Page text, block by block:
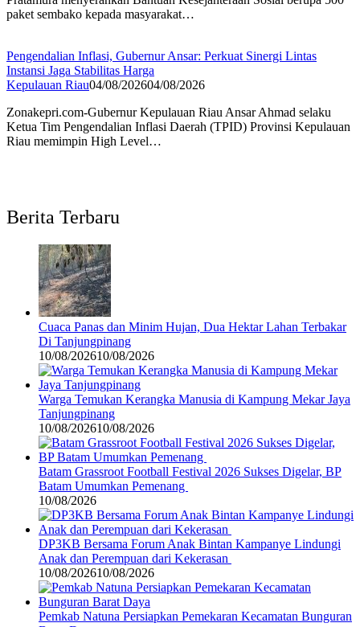
paket sembako kepada masyarakat…
Pengendalian Inflasi, Gubernur Ansar: Perkuat Sinergi Lintas
Instansi Jaga Stabilitas Harga
Kepulauan Riau04/08/202604/08/2026
Zonakepri.com-Gubernur Kepulauan Riau Ansar Ahmad selaku
Ketua Tim Pengendalian Inflasi Daerah (TPID) Provinsi Kepulauan
Riau memimpin High Level…
Berita Terbaru
Cuaca Panas dan Minim Hujan, Dua Hektar Lahan Terbakar
Di Tanjungpinang
10/08/202610/08/2026
Warga Temukan Kerangka Manusia di Kampung Mekar Jaya
Tanjungpinang
10/08/202610/08/2026
Batam Grassroot Football Festival 2026 Sukses Digelar, BP
Batam Umumkan Pemenang
10/08/2026
DP3KB Bersama Forum Anak Bintan Kampanye Lindungi
Anak dan Perempuan dari Kekerasan
10/08/202610/08/2026
Pemkab Natuna Persiapkan Pemekaran Kecamatan Bunguran